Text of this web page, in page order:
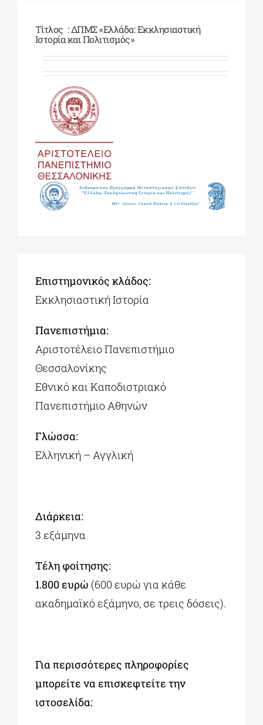
ΔΙΔΑΚΤΟΡΙΚΑ
ΕΚΠΑΙΔΕΥΤΙΚΑ ΙΔΡΥΜΑΤΑ
ΠΟΛΙΤΙΣΤΙΚΟΙ ΦΟΡΕΙΣ
ΧΩΡΟΙ ΤΕΧΝΗΣ
Τίτλος : ΔΠΜΣ «Ελλάδα: Εκκλησιαστική
Ιστορία και Πολιτισμός»
Επιστημονικός κλάδος:
Εκκλησιαστική Ιστορία
Πανεπιστήμια:
Αριστοτέλειο Πανεπιστήμιο
Θεσσαλονίκης
Εθνικό και Καποδιστριακό
Πανεπιστήμιο Αθηνών
Γλώσσα:
Ελληνική – Αγγλική
Διάρκεια:
3 εξάμηνα
Τέλη φοίτησης:
1.800 ευρώ (600 ευρώ για κάθε
ακαδημαϊκό εξάμηνο, σε τρεις δόσεις).
Για περισσότερες πληροφορίες
μπορείτε να επισκεφτείτε την
ιστοσελίδα: